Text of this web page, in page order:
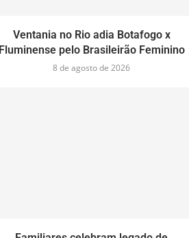
Ventania no Rio adia Botafogo x
Fluminense pelo Brasileirão Feminino
8 de agosto de 2026